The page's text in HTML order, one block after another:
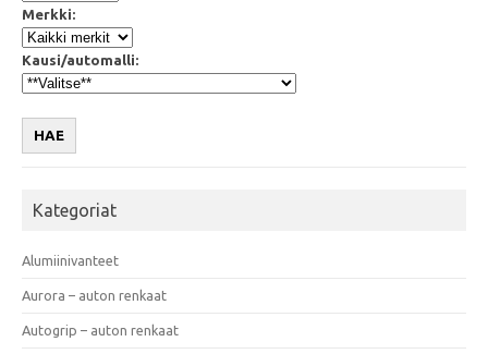
Merkki:
Kausi/automalli:
HAE
Kategoriat
Alumiinivanteet
Aurora – auton renkaat
Autogrip – auton renkaat